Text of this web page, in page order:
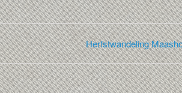
Herfstwandeling